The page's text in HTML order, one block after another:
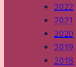
2022
2021
2020
2019
2018